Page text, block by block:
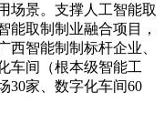
景。支撑人工智能取
能取制制业融合项目，
西智能制制标杆企业、
车间（根本级智能工
30家、数字化车间60